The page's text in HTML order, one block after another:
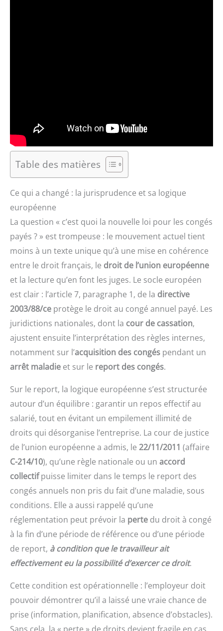
Table des matières
Ce qui a changé : la jurisprudence et sa logique
européenne
La question « c’est quoi la nouvelle loi pour les congés
payés ? » est trompeuse : le mouvement actuel tient
moins à un texte unique qu’à une mise en cohérence
entre le droit français, le droit de l’union européenne
et la lecture qu’en font les juges. Le socle européen
est clair : l’article 7, paragraphe 1, de la directive
2003/88/ce protège le droit au congé annuel payé. Les
juridictions nationales, dont la cour de cassation,
ajustent ensuite l’interprétation des règles internes,
notamment sur l’acquisition des congés pendant un
arrêt maladie et sur le report des congés.
Sur le report, la logique européenne s’est structurée
autour d’un équilibre : garantir un repos effectif au
salarié, tout en évitant un empilement illimité de
droits qui désorganise l’entreprise. La cour de justice
de l’union européenne a admis, le 22/11/2011 (affaire
C-214/10), qu’une règle nationale ou un accord
collectifpuisse limiter dans le temps le report des
congés annuels non pris du fait d’une maladie, sous
conditions. Elle a aussi rappelé qu’une
réglementation peut prévoir la perte du droit à congé
à la fin d’une période de référence ou d’une période
de report, à condition que le travailleur ait
effectivement eu la possibilité d’exercer ce droit.
Cette condition est opérationnelle : l’employeur doit
pouvoir démontrer qu’il a laissé une vraie chance de
prise (information, planification, absence d’obstacles).